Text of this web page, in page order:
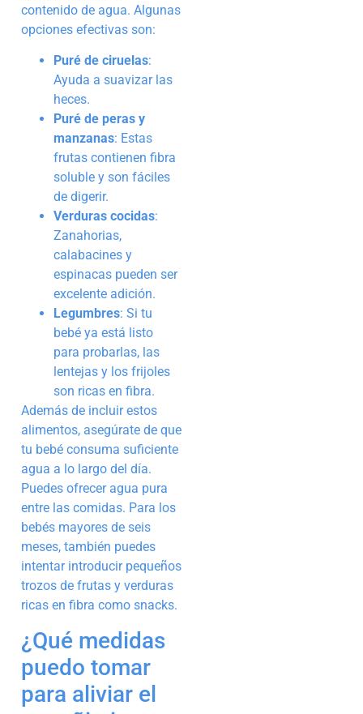
contenido de agua. Algunas
opciones efectivas son:
Puré de ciruelas:
Ayuda a suavizar las
heces.
Puré de peras y
manzanas: Estas
frutas contienen fibra
soluble y son fáciles
de digerir.
Verduras cocidas:
Zanahorias,
calabacines y
espinacas pueden ser
excelente adición.
Legumbres: Si tu
bebé ya está listo
para probarlas, las
lentejas y los frijoles
son ricas en fibra.
Además de incluir estos
alimentos, asegúrate de que
tu bebé consuma suficiente
agua a lo largo del día.
Puedes ofrecer agua pura
entre las comidas. Para los
bebés mayores de seis
meses, también puedes
intentar introducir pequeños
trozos de frutas y verduras
ricas en fibra como snacks.
¿Qué medidas
puedo tomar
para aliviar el